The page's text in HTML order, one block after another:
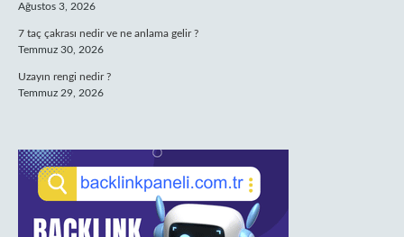
Ağustos 3, 2026
7 taç çakrası nedir ve ne anlama gelir ?
Temmuz 30, 2026
Uzayın rengi nedir ?
Temmuz 29, 2026